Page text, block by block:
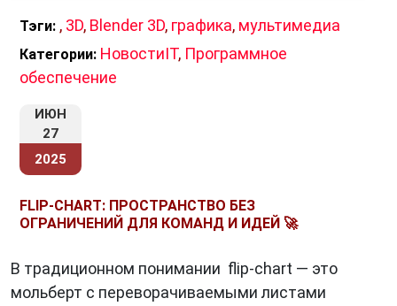
Тэги: , 3D, Blender 3D, графика, мультимедиа
Категории: НовостиIT, Программное
обеспечение
ИЮН
27
2025
FLIP‑CHART: ПРОСТРАНСТВО БЕЗ
ОГРАНИЧЕНИЙ ДЛЯ КОМАНД И ИДЕЙ 🚀
В традиционном понимании flip‑chart — это
мольберт с переворачиваемыми листами